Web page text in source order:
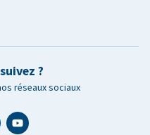
?
réseaux sociaux